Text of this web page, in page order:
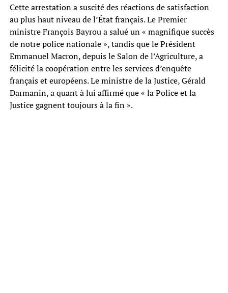
Cette arrestation a suscité des réactions de satisfaction
au plus haut niveau de l’État français. Le Premier
ministre François Bayrou a salué un « magnifique succès
de notre police nationale », tandis que le Président
Emmanuel Macron, depuis le Salon de l’Agriculture, a
félicité la coopération entre les services d’enquête
français et européens. Le ministre de la Justice, Gérald
Darmanin, a quant à lui affirmé que « la Police et la
Justice gagnent toujours à la fin ».